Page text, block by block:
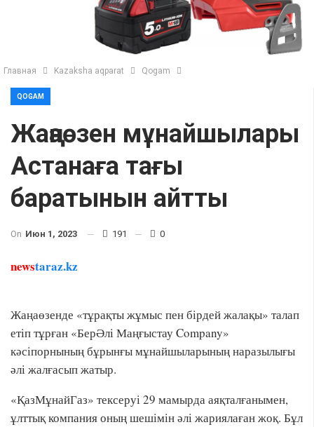
Главная Kazaksha aqparat Qogam
QOGAM
Жаңаөзен мұнайшылары
Астанаға тағы
баратынын айтты
On Июн 1, 2023 191 0
newstaraz.kz
Жаңаөзенде «тұрақты жұмыс пен бірдей жалақы» талап
етіп тұрған «БерӘлі Маңғыстау Company»
кәсіпорнының бұрынғы мұнайшыларының наразылығы
әлі жалғасып жатыр.
«ҚазМұнайГаз» тексеруі 29 мамырда аяқталғанымен,
ұлттық компания оның шешімін әлі жариялаған жоқ. Бұл